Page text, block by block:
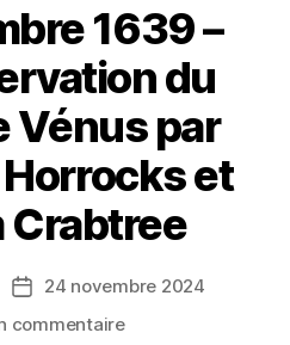
1639 –
du
Vénus par
et
Crabtree
Date24 novembre 2024
commentairesur